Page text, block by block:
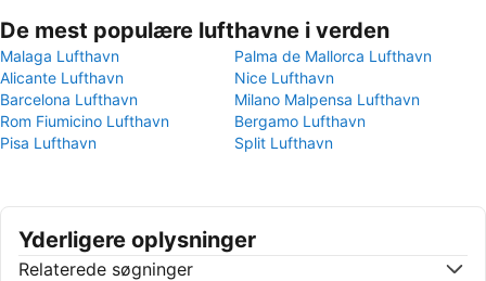
De mest populære lufthavne i verden
Malaga Lufthavn
Palma de Mallorca Lufthavn
Alicante Lufthavn
Nice Lufthavn
Barcelona Lufthavn
Milano Malpensa Lufthavn
Rom Fiumicino Lufthavn
Bergamo Lufthavn
Pisa Lufthavn
Split Lufthavn
Yderligere oplysninger
Relaterede søgninger